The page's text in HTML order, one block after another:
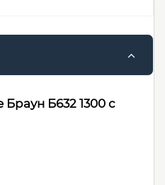
Б632 1300 с